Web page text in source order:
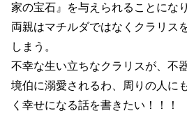
家の宝石』を与えられることにな
両親はマチルダではなくクラリス
しまう。
不幸な生い立ちなクラリスが、不
境伯に溺愛されるわ、周りの人に
く幸せになる話を書きたい！！！